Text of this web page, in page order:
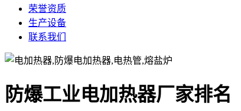
荣誉资质
生产设备
联系我们
防爆工业电加热器厂家排名